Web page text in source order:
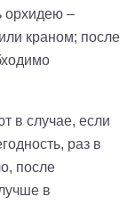
орхидею –
краном; после
в случае, если
раз в
после
в